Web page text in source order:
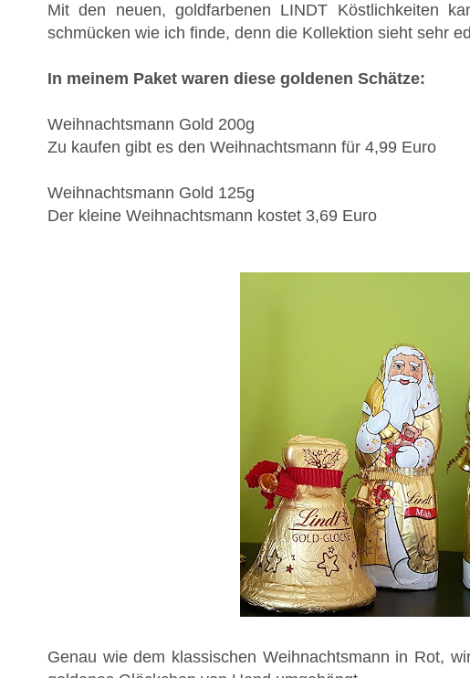
Mit den neuen, goldfarbenen LINDT Köstlichkeiten
schmücken wie ich finde, denn die Kollektion sieht sehr
In meinem Paket waren diese goldenen Schätze:
Weihnachtsmann Gold 200g
Zu kaufen gibt es den Weihnachtsmann für 4,99 Euro
Weihnachtsmann Gold 125g
Der kleine Weihnachtsmann kostet 3,69 Euro
Genau wie dem klassischen Weihnachtsmann in Rot,